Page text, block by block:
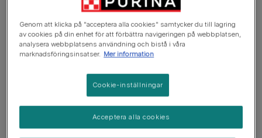
PRO PLAN® FortiFlora för katter
Snitt: 1 (1 vote)
Kompletteringsfoder till katter och kattungar som
Varje påse innehåller garanterad mängd probiotika.
Genom att klicka på "acceptera alla cookies" samtycker du till lagring
av cookies på din enhet för att förbättra navigeringen på webbplatsen,
analysera webbplatsens användning och bistå i våra
marknadsföringsinsatser. Mer information
Cookie-inställningar
Acceptera alla cookies